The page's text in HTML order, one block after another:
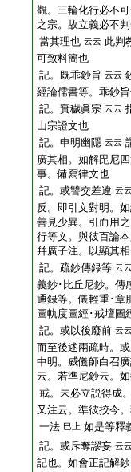
觀。三輪化行必不
之宗。故立義必不
當其理也 云云 此判
可致料簡也
記。既乖鈔旨 云云
經論儒書等。乖鈔
記。實穢眞宗 云云
山宗證文也
記。申明幽隱 云云
廣其相。如解毘尼
事。備寫律文也
記。或讐交差違 云
反。即引文對明。
善見少異。引而用
行等文。與彼百論
幷廣子注。以顯其
記。疏鈔傳録等 云
義鈔･比丘尼鈔。傳
通録等。儀輕重･章
圖軌度圖經･戒壇圖
記。或以後廢前 云
而至後述兩疏時。
中明。威儀師白召
云。若準尼鈔云。
戒。未必立説得成
又注云。準彼挍今
一法 巳上 如是等釋
記。或斥奪謬妄 云
記也。如會正記解